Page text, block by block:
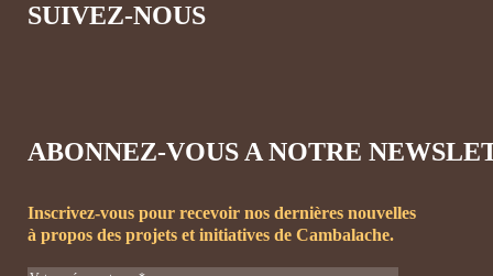
SUIVEZ-NOUS
ABONNEZ-VOUS A NOTRE
Inscrivez-vous pour recevoir nos dernières nouvelles
à propos des projets et initiatives de Cambalache.